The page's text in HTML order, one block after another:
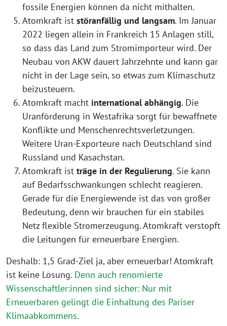
fossile Energien können da nicht mithalten.
Atomkraft ist störanfällig und langsam. Im Januar
2022 liegen allein in Frankreich 15 Anlagen still,
so dass das Land zum Stromimporteur wird. Der
Neubau von AKW dauert Jahrzehnte und kann gar
nicht in der Lage sein, so etwas zum Klimaschutz
beizusteuern.
Atomkraft macht international abhängig. Die
Uranförderung in Westafrika sorgt für bewaffnete
Konflikte und Menschenrechtsverletzungen.
Weitere Uran-Exporteure nach Deutschland sind
Russland und Kasachstan.
Atomkraft ist träge in der Regulierung. Sie kann
auf Bedarfsschwankungen schlecht reagieren.
Gerade für die Energiewende ist das von großer
Bedeutung, denn wir brauchen für ein stabiles
Netz flexible Stromerzeugung. Atomkraft verstopft
die Leitungen für erneuerbare Energien.
Deshalb: 1,5 Grad-Ziel ja, aber erneuerbar! Atomkraft
ist keine Lösung. Denn auch renomierte
Wissenschaftler:innen sind sicher: Nur mit
Erneuerbaren gelingt die Einhaltung des Pariser
Klimaabkommens.